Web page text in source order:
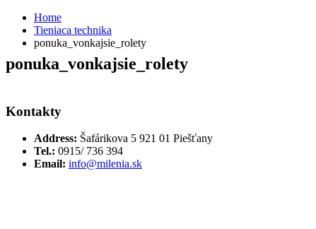
Home
Tieniaca technika
ponuka_vonkajsie_rolety
ponuka_vonkajsie_rolety
Kontakty
Address: Šafárikova 5 921 01 Piešťany
Tel.: 0915/ 736 394
Email: info@milenia.sk